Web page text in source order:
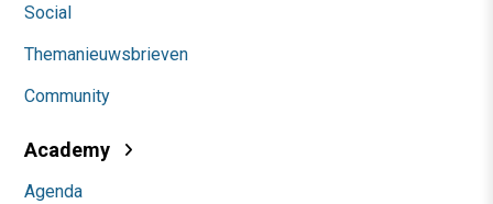
Social
Themanieuwsbrieven
Community
Academy
Agenda